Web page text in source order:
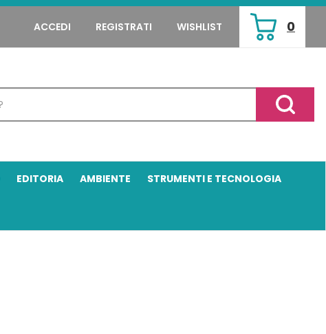
ACCEDI REGISTRATI WISHLIST 0
ARTICOLI
INSERITI
Cerca
EDITORIA AMBIENTE STRUMENTI E TECNOLOGIA